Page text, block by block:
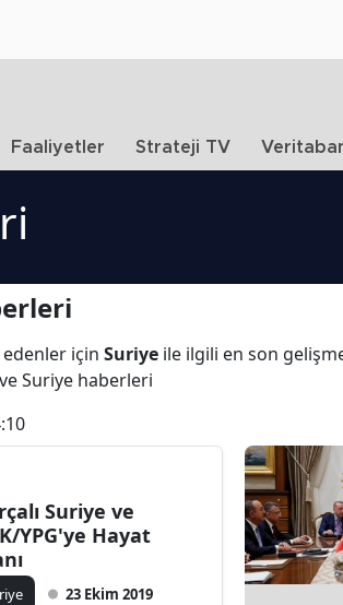
Faaliyetler Strateji TV
için Suriye ile ilgili en son
Suriye haberleri
Suriye ve
YPG'ye Hayat
23 Ekim 2019